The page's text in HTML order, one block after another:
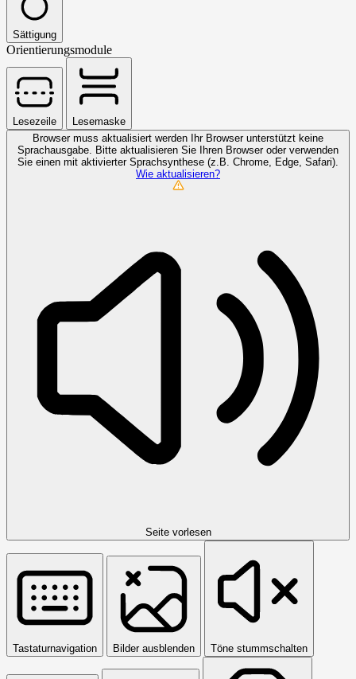
Sättigung
Orientierungsmodule
Lesezeile
Lesemaske
Browser muss aktualisiert werden
Ihr Browser unterstützt keine
Sprachausgabe. Bitte aktualisieren Sie Ihren Browser oder verwenden
Sie einen mit aktivierter Sprachsynthese (z.B. Chrome, Edge, Safari).
Wie aktualisieren?
Seite vorlesen
Tastaturnavigation Bilder ausblenden Töne stummschalten